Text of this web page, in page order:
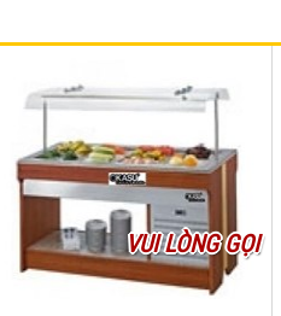
VUI LÒNG GỌI